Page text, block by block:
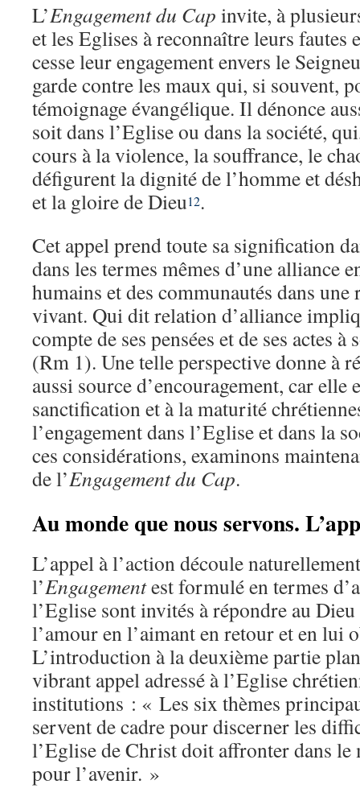
L’Engagement du Cap invite, à
et les Eglises à reconnaître leurs fautes
cesse leur engagement envers le
garde contre les maux qui, si souvent,
témoignage évangélique. Il dénonce
soit dans l’Eglise ou dans la société,
cours à la violence, la souffrance, le
défigurent la dignité de l’homme et
et la gloire de Dieu12.
Cet appel prend toute sa signification
dans les termes mêmes d’une alliance
humains et des communautés dans
vivant. Qui dit relation d’alliance
compte de ses pensées et de ses actes
(Rm 1). Une telle perspective donne à
aussi source d’encouragement, car elle
sanctification et à la maturité
l’engagement dans l’Eglise et dans la
ces considérations, examinons
de l’Engagement du Cap.
Au monde que nous servons.
L’appel à l’action découle
l’Engagementest formulé en termes
l’Eglise sont invités à répondre au Dieu
l’amour en l’aimant en retour et en lui
L’introduction à la deuxième partie
vibrant appel adressé à l’Eglise
institutions : « Les six thèmes
servent de cadre pour discerner les
l’Eglise de Christ doit affronter dans
pour l’avenir. »